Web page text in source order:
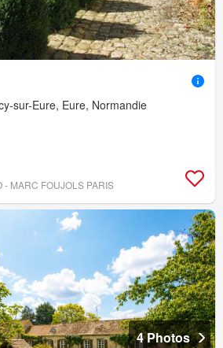
sur-Eure, Eure, Normandie
- MARC FOUJOLS PARIS
4 Photos